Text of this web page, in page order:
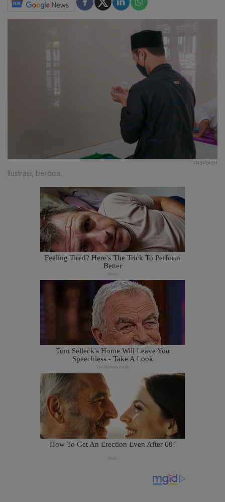
UNSPLASH
Ilustrasi, berdoa.